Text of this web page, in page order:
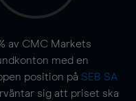
av CMC Markets
med en
position på SEB SA
sig att priset ska